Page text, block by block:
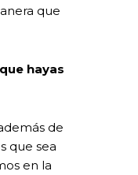
que
hayas
de
que sea
en la